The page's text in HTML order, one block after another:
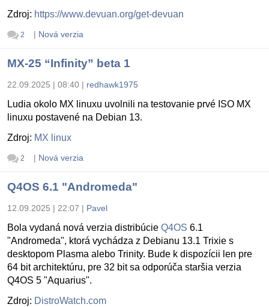
Zdroj: https://www.devuan.org/get-devuan
2 | Nová verzia
MX-25 “Infinity” beta 1
22.09.2025 | 08:40 | redhawk1975
Ludia okolo MX linuxu uvolnili na testovanie prvé ISO MX
linuxu postavené na Debian 13.
Zdroj: MX linux
2 | Nová verzia
Q4OS 6.1 "Andromeda"
12.09.2025 | 22:07 | Pavel
Bola vydaná nová verzia distribúcie Q4OS 6.1
"Andromeda", ktorá vychádza z Debianu 13.1 Trixie s
desktopom Plasma alebo Trinity. Bude k dispozícii len pre
64 bit architektúru, pre 32 bit sa odporúča staršia verzia
Q4OS 5 "Aquarius".
Zdroj: DistroWatch.com